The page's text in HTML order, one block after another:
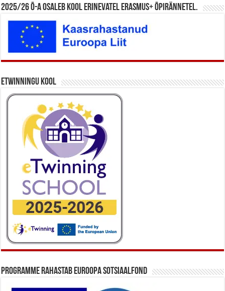
2025/26 õ-a osaleb kool erinevatel Erasmus+ õpirännetel.
eTwinningu kool
Programme rahastab Euroopa Sotsiaalfond